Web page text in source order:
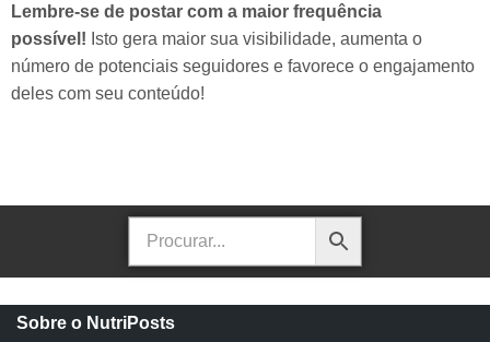
Lembre-se de postar com a maior frequência
possível! Isto gera maior sua visibilidade, aumenta o
número de potenciais seguidores e favorece o engajamento
deles com seu conteúdo!
Sobre o NutriPosts